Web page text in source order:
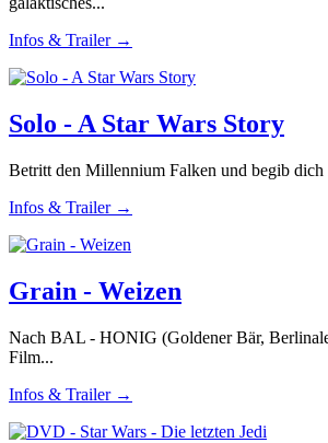
Infos & Trailer →
Solo - A Star Wars Story
Betritt den Millennium Falken und begib
Infos & Trailer →
Grain - Weizen
Nach BAL - HONIG (Goldener Bär,
Film...
Infos & Trailer →